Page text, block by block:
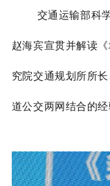
交通运输部科
赵海宾宣贯并解读
究院交通规划所所
道公交两网结合的